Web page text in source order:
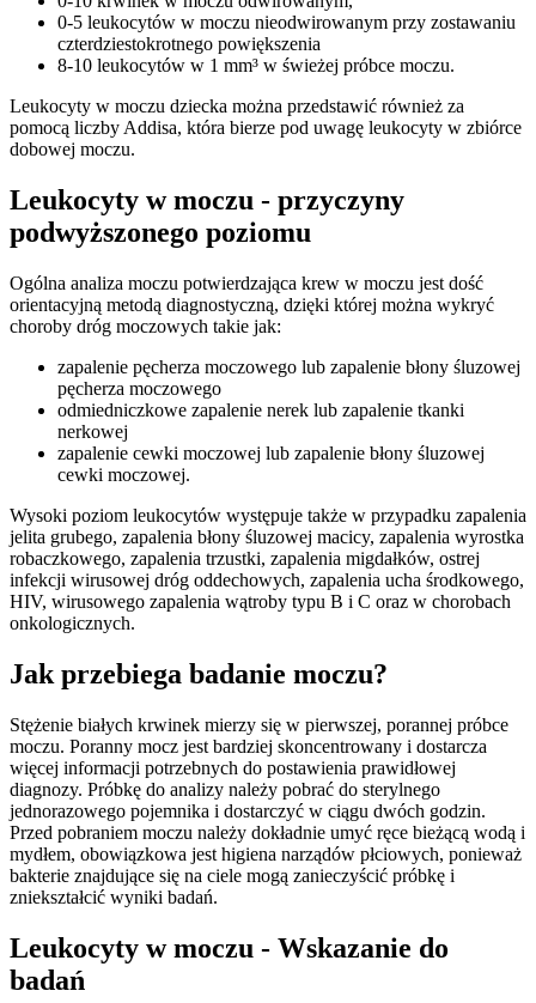
0-5 leukocytów w moczu nieodwirowanym przy zostawaniu
czterdziestokrotnego powiększenia
8-10 leukocytów w 1 mm³ w świeżej próbce moczu.
Leukocyty w moczu dziecka można przedstawić również za
pomocą liczby Addisa, która bierze pod uwagę leukocyty w zbiórce
dobowej moczu.
Leukocyty w moczu - przyczyny
podwyższonego poziomu
Ogólna analiza moczu potwierdzająca krew w moczu jest dość
orientacyjną metodą diagnostyczną, dzięki której można wykryć
choroby dróg moczowych takie jak:
zapalenie pęcherza moczowego lub zapalenie błony śluzowej
pęcherza moczowego
odmiedniczkowe zapalenie nerek lub zapalenie tkanki
nerkowej
zapalenie cewki moczowej lub zapalenie błony śluzowej
cewki moczowej.
Wysoki poziom leukocytów występuje także w przypadku zapalenia
jelita grubego, zapalenia błony śluzowej macicy, zapalenia wyrostka
robaczkowego, zapalenia trzustki, zapalenia migdałków, ostrej
infekcji wirusowej dróg oddechowych, zapalenia ucha środkowego,
HIV, wirusowego zapalenia wątroby typu B i C oraz w chorobach
onkologicznych.
Jak przebiega badanie moczu?
Stężenie białych krwinek mierzy się w pierwszej, porannej próbce
moczu. Poranny mocz jest bardziej skoncentrowany i dostarcza
więcej informacji potrzebnych do postawienia prawidłowej
diagnozy. Próbkę do analizy należy pobrać do sterylnego
jednorazowego pojemnika i dostarczyć w ciągu dwóch godzin.
Przed pobraniem moczu należy dokładnie umyć ręce bieżącą wodą i
mydłem, obowiązkowa jest higiena narządów płciowych, ponieważ
bakterie znajdujące się na ciele mogą zanieczyścić próbkę i
zniekształcić wyniki badań.
Leukocyty w moczu - Wskazanie do
badań